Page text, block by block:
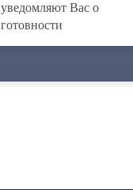
уведомляют Вас о
готовности